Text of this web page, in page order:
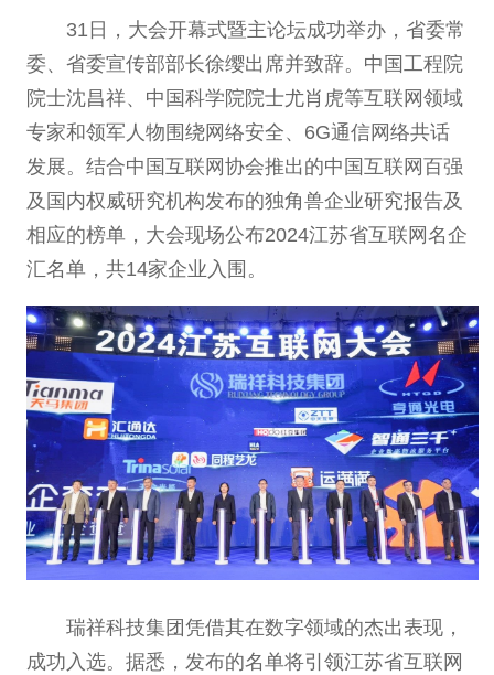
31日，大会开幕式暨主论坛成功举办，省委常
委、省委宣传部部长徐缨出席并致辞。中国工程院
院士沈昌祥、中国科学院院士尤肖虎等互联网领域
专家和领军人物围绕网络安全、6G通信网络共话
发展。结合中国互联网协会推出的中国互联网百强
及国内权威研究机构发布的独角兽企业研究报告及
相应的榜单，大会现场公布2024江苏省互联网名企
汇名单，共14家企业入围。
瑞祥科技集团凭借其在数字领域的杰出表现，
成功入选。据悉，发布的名单将引领江苏省互联网